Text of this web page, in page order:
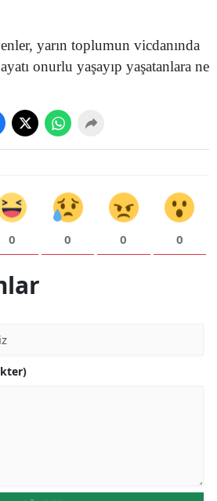
yarın toplumun vicdanında
onurlu yaşayıp yaşatanlara ne
0 0 0 0